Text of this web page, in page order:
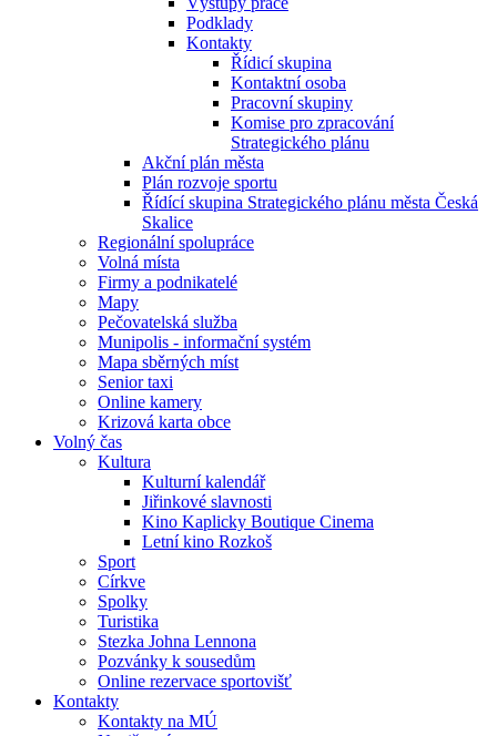
Podklady
Kontakty
Řídicí skupina
Kontaktní osoba
Pracovní skupiny
Komise pro zpracování
Strategického plánu
Akční plán města
Plán rozvoje sportu
Řídící skupina Strategického plánu města Česká
Skalice
Regionální spolupráce
Volná místa
Firmy a podnikatelé
Mapy
Pečovatelská služba
Munipolis - informační systém
Mapa sběrných míst
Senior taxi
Online kamery
Krizová karta obce
Volný čas
Kultura
Kulturní kalendář
Jiřinkové slavnosti
Kino Kaplicky Boutique Cinema
Letní kino Rozkoš
Sport
Církve
Spolky
Turistika
Stezka Johna Lennona
Pozvánky k sousedům
Online rezervace sportovišť
Kontakty
Kontakty na MÚ